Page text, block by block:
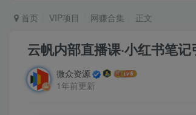
首页 VIP项目 网赚合集 正文
云帆内部直播课·小红书笔
微众资源
1年前更新